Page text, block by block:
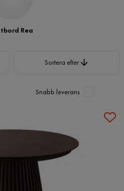
Rea
Sortera efter
Snabb leverans